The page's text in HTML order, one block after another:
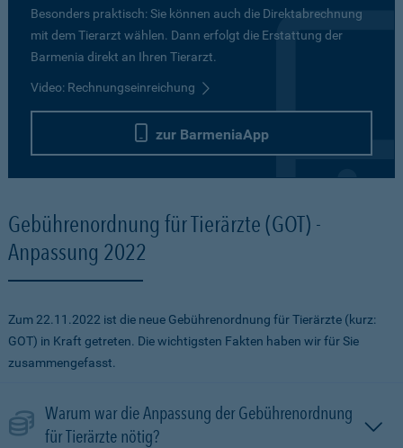
Besonders praktisch: Sie können auch die Direktabrechnung
mit dem Tierarzt wählen. Dann erfolgt die Erstattung der
Barmenia direkt an Ihren Tierarzt.
Video: Rechnungseinreichung
zur BarmeniaApp
Gebührenordnung für Tierärzte (GOT) -
Anpassung 2022
Zum 22.11.2022 ist die neue Gebührenordnung für Tierärzte (kurz:
GOT) in Kraft getreten. Die wichtigsten Fakten haben wir für Sie
zusammengefasst.
Warum war die Anpassung der Gebührenordnung
für Tierärzte nötig?